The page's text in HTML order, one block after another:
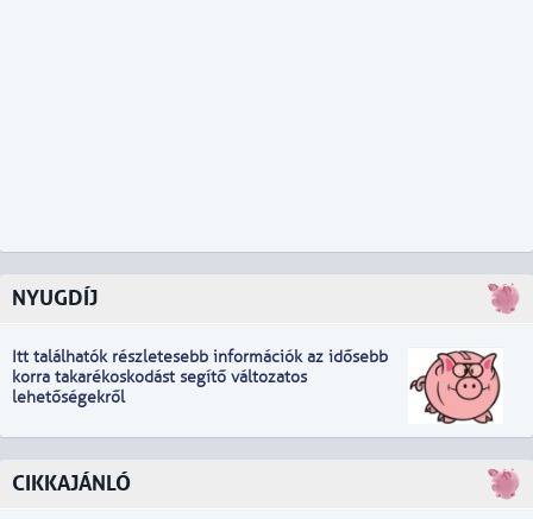
NYUGDÍJ
Itt találhatók részletesebb információkaz idősebb
korra takarékoskodást segítő változatos
lehetőségekről
CIKKAJÁNLÓ